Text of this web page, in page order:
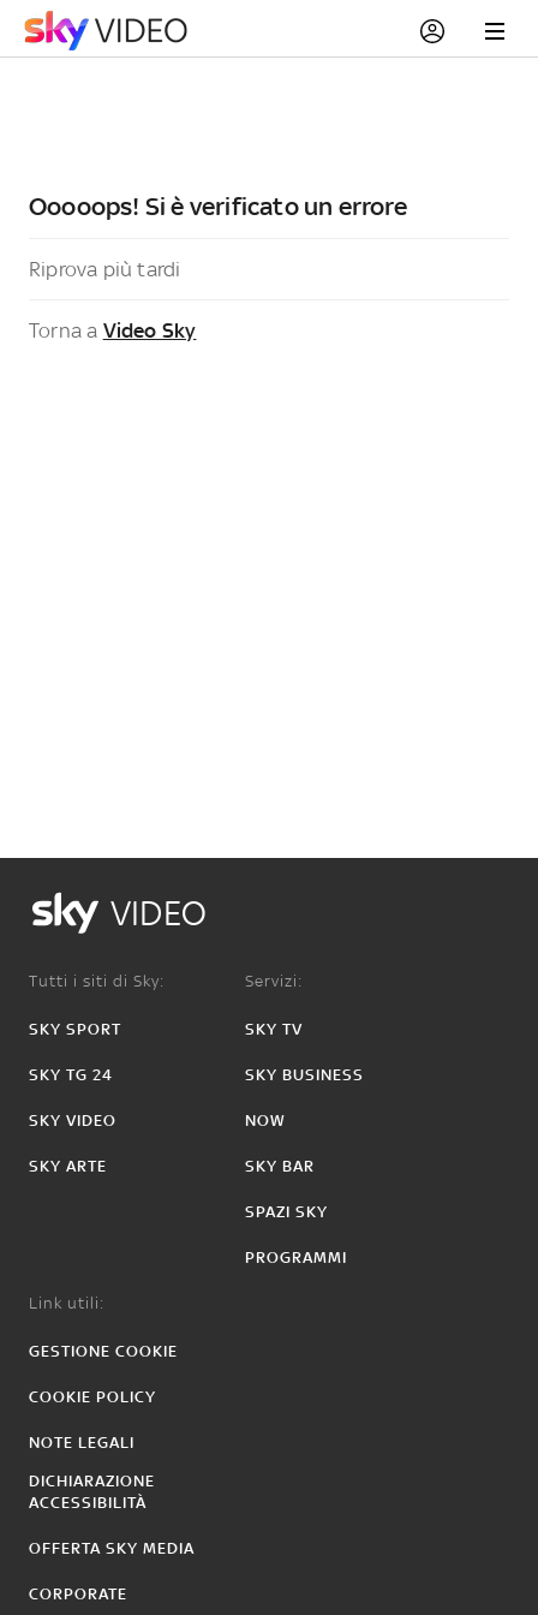
Ooooops! Si è verificato un errore
Riprova più tardi
Torna a Video Sky
VIDEO
Tutti i siti di Sky:
SKY SPORT
SKY TG 24
SKY VIDEO
SKY ARTE
Servizi:
SKY TV
SKY BUSINESS
NOW
SKY BAR
SPAZI SKY
PROGRAMMI
Link utili:
GESTIONE COOKIE
COOKIE POLICY
NOTE LEGALI
DICHIARAZIONE
ACCESSIBILITÀ
OFFERTA SKY MEDIA
CORPORATE